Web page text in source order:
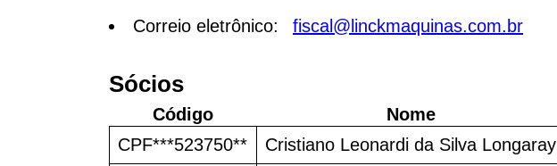
Correio eletrônico: fiscal@linckmaquinas.com.br
Sócios
Código Nome
CPF***523750**
Cristiano Leonardi da Silva Longaray